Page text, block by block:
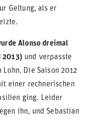
Geltung, als er
Alonso dreimal
2013) und verpasste
Die Saison 2012
einer rechnerischen
ging. Leider
ihn, und Sebastian